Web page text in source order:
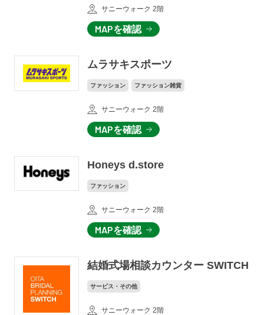
サニーウォーク 2階
MAPを確認
ムラサキスポーツ
ファッション ファッション雑貨
サニーウォーク 2階
MAPを確認
Honeys d.store
ファッション
サニーウォーク 2階
MAPを確認
結婚式場相談カウンター SWITCH
サービス・その他
サニーウォーク 2階